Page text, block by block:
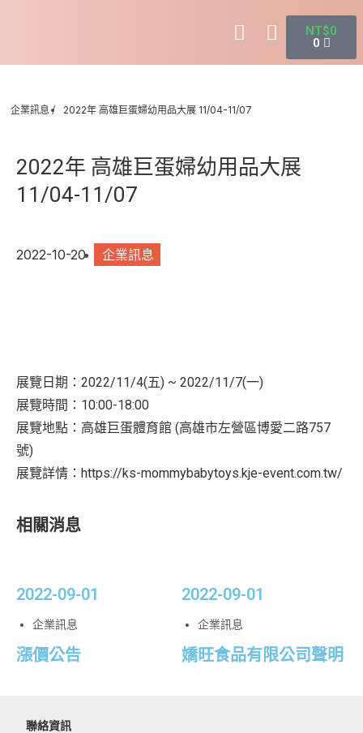
NT$0
0
企業訊息 2022年 高雄巨蛋婦幼用品大展 11/04-11/07
2022年 高雄巨蛋婦幼用品大展
11/04-11/07
2022-10-20 企業訊息
展覽日期：2022/11/4(五) ~ 2022/11/7(一)
展覽時間：10:00-18:00
展覽地點：高雄巨蛋體育館 (高雄市左營區博愛二路757
號)
展覽詳情： https://ks-mommybabytoys.kje-event.com.tw/
相關消息
2022-09-01
企業訊息
漲價公告
2022-09-01
企業訊息
嬌旺食品有限公司聲明
聯絡資訊